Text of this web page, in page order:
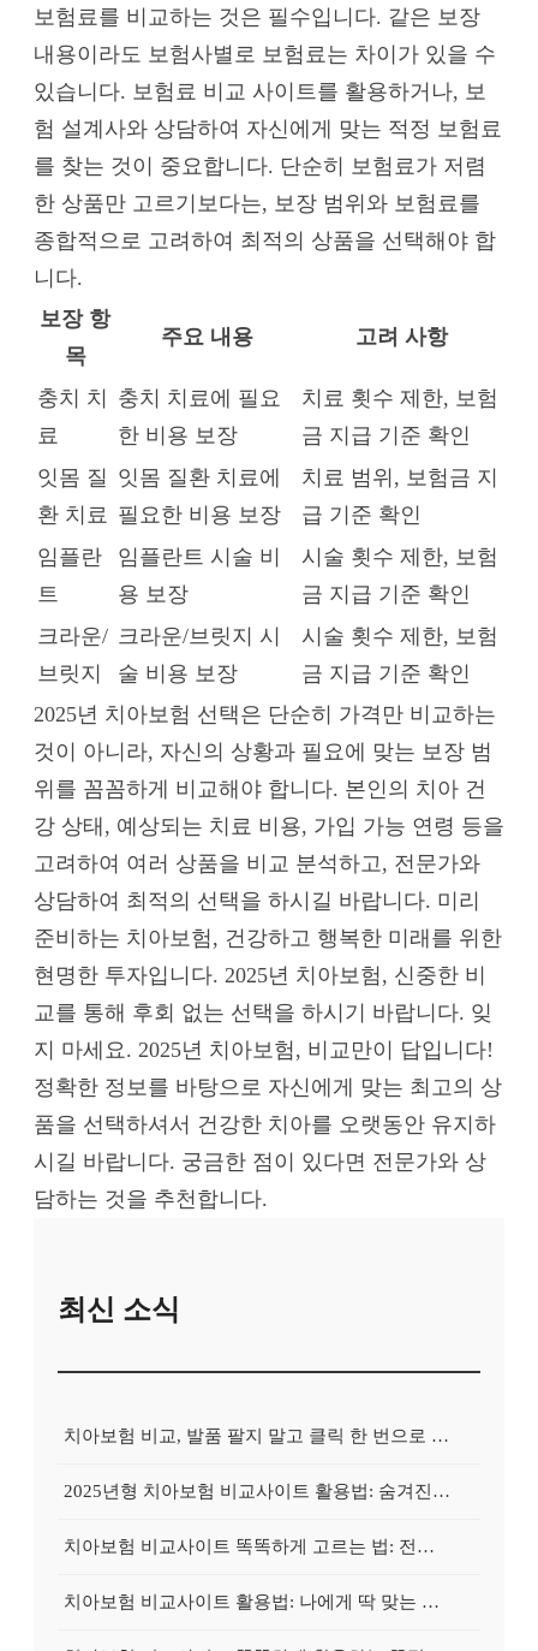
보험료를 비교하는 것은 필수입니다. 같은 보장
내용이라도 보험사별로 보험료는 차이가 있을 수
있습니다. 보험료 비교 사이트를 활용하거나, 보
험 설계사와 상담하여 자신에게 맞는 적정 보험료
를 찾는 것이 중요합니다. 단순히 보험료가 저렴
한 상품만 고르기보다는, 보장 범위와 보험료를
종합적으로 고려하여 최적의 상품을 선택해야 합
니다.
보장 항
목
주요 내용 고려 사항
충치 치
료
충치 치료에 필요
한 비용 보장
치료 횟수 제한, 보험
금 지급 기준 확인
잇몸 질
환 치료
잇몸 질환 치료에
필요한 비용 보장
치료 범위, 보험금 지
급 기준 확인
임플란
트
임플란트 시술 비
용 보장
시술 횟수 제한, 보험
금 지급 기준 확인
크라운/
브릿지
크라운/브릿지 시
술 비용 보장
시술 횟수 제한, 보험
금 지급 기준 확인
2025년 치아보험 선택은 단순히 가격만 비교하는
것이 아니라, 자신의 상황과 필요에 맞는 보장 범
위를 꼼꼼하게 비교해야 합니다. 본인의 치아 건
강 상태, 예상되는 치료 비용, 가입 가능 연령 등을
고려하여 여러 상품을 비교 분석하고, 전문가와
상담하여 최적의 선택을 하시길 바랍니다. 미리
준비하는 치아보험, 건강하고 행복한 미래를 위한
현명한 투자입니다. 2025년 치아보험, 신중한 비
교를 통해 후회 없는 선택을 하시기 바랍니다. 잊
지 마세요. 2025년 치아보험, 비교만이 답입니다!
정확한 정보를 바탕으로 자신에게 맞는 최고의 상
품을 선택하셔서 건강한 치아를 오랫동안 유지하
시길 바랍니다. 궁금한 점이 있다면 전문가와 상
담하는 것을 추천합니다.
최신 소식
치아보험 비교, 발품 팔지 말고 클릭 한 번으로 끝내는 비법! 후기 대방출
2025년형 치아보험 비교사이트 활용법: 숨겨진 보험금 100% 환급 전략
치아보험 비교사이트 똑똑하게 고르는 법: 전문가가 알려주는 5가지 꿀팁
치아보험 비교사이트 활용법: 나에게 딱 맞는 보험, 손쉽게 찾는 비법 공개